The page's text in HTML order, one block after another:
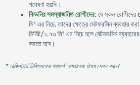
গবেষণা হয়নি।
কিডনির সমস্যাজনিত রোগীদের: যে সকল রোগীদের
মি২এর নিচে, তাদের ক্ষেত্রে মেটফরমিন ব্যবহার
মিনিট/১.৭৩ মি২এর নিচে হলে মেটফরমিন ব্যবহারের
করতে হবে।
* রেজিস্টার্ড চিকিৎসকের পরামর্শ মোতাবেক ঔষধ সেবন করুন'